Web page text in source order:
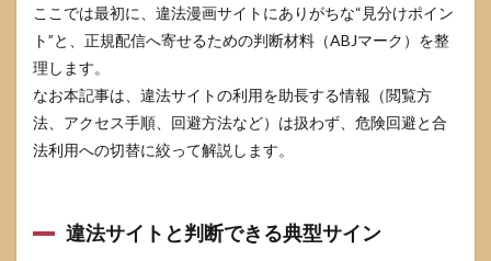
ス
無料
で試
せる
の方
電子
ここでは最初に、違法漫画サイトにありがちな“見分けポイン
ト”と、正規配信へ寄せるための判断材料（ABJマーク）を整
理します。
なお本記事は、違法サイトの利用を助長する情報（閲覧方
法、アクセス手順、回避方法など）は扱わず、危険回避と合
法利用への切替に絞って解説します。
違法サイトと判断できる典型サイン